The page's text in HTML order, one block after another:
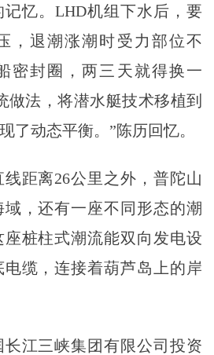
忆。LHD机组下水后，要
，退潮涨潮时受力部位不
密封圈，两三天就得换一
做法，将潜水艇技术移植到
了动态平衡。”陈历回忆。
离26公里之外，普陀山
，还有一座不同形态的潮
桩柱式潮流能双向发电设
缆，连接着葫芦岛上的岸
江三峡集团有限公司投资